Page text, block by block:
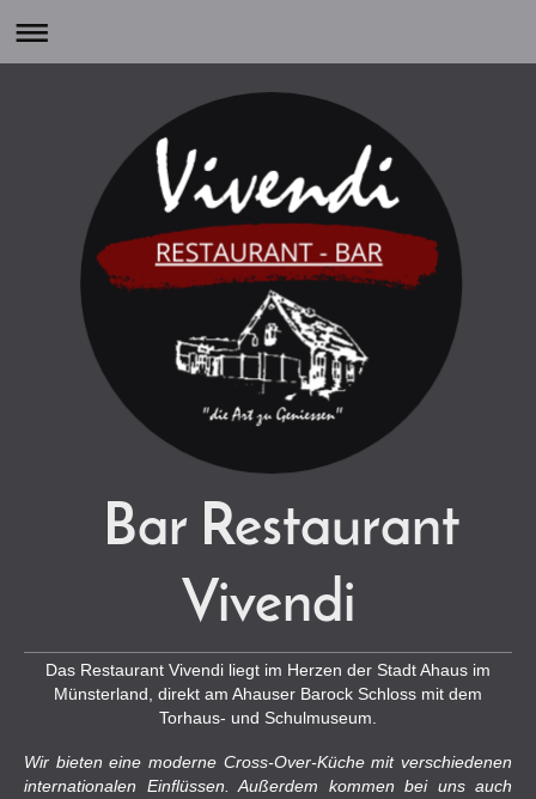
Bar Restaurant
Vivendi
Das Restaurant Vivendi liegt im Herzen der Stadt Ahaus im
Münsterland, direkt am Ahauser Barock Schloss mit dem
Torhaus- und Schulmuseum.
Wir bieten eine moderne Cross-Over-Küche mit verschiedenen
internationalen Einflüssen. Außerdem kommen bei uns auch